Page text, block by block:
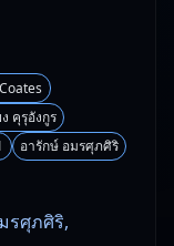
คุรุอังกูร
อารักษ์ อมรศุภศิริ
รศุภศิริ,